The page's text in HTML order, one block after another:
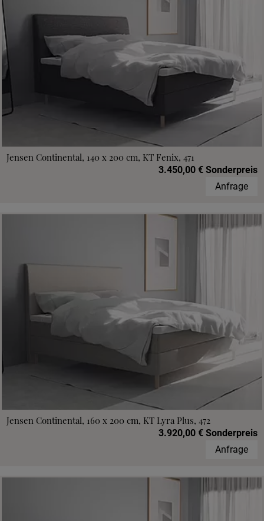
Jensen Continental, 140 x 200 cm, KT Fenix, 471
3.450,00 € Sonderpreis
Anfrage
Jensen Continental, 160 x 200 cm, KT Lyra Plus, 472
3.920,00 € Sonderpreis
Anfrage